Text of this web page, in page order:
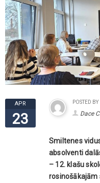
APR
23
POSTED BY
Dace
Smiltenes
absolventi
– 12. klašu
rosinošākajām